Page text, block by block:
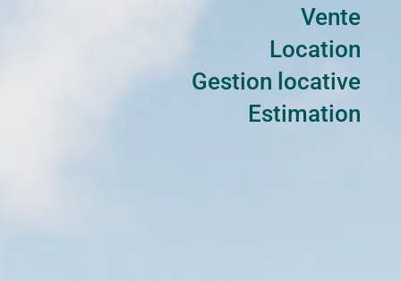
Vente
Location
Gestion locative
Estimation